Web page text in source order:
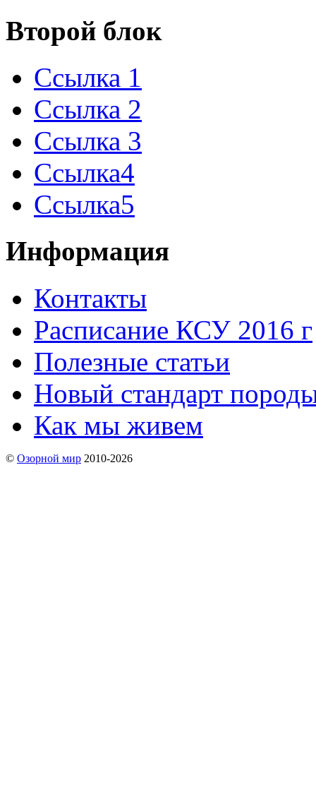
Второй блок
Ссылка 1
Ссылка 2
Ссылка 3
Ссылка4
Ссылка5
Информация
Контакты
Расписание КСУ 2016 г
Полезные статьи
Новый стандарт
Как мы живем
© Озорной мир 2010-2026